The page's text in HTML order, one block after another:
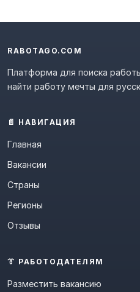
RABOTAGO.COM
Платформа для поиска
найти работу мечты для
📄 НАВИГАЦИЯ
Главная
Вакансии
Страны
Регионы
Отзывы
👔 РАБОТОДАТЕЛЯМ
Разместить вакансию